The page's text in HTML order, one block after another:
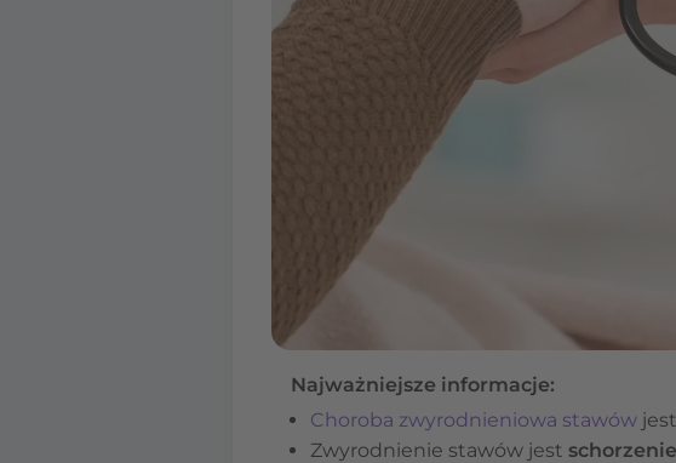
Najważniejsze informacje:
Choroba zwyrodnieniowa stawów jest
Zwyrodnienie stawów jest